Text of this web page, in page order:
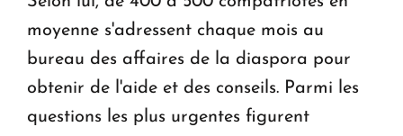
moyenne s'adressent chaque mois au
bureau des affaires de la diaspora pour
obtenir de l'aide et des conseils. Parmi les
questions les plus urgentes figurent